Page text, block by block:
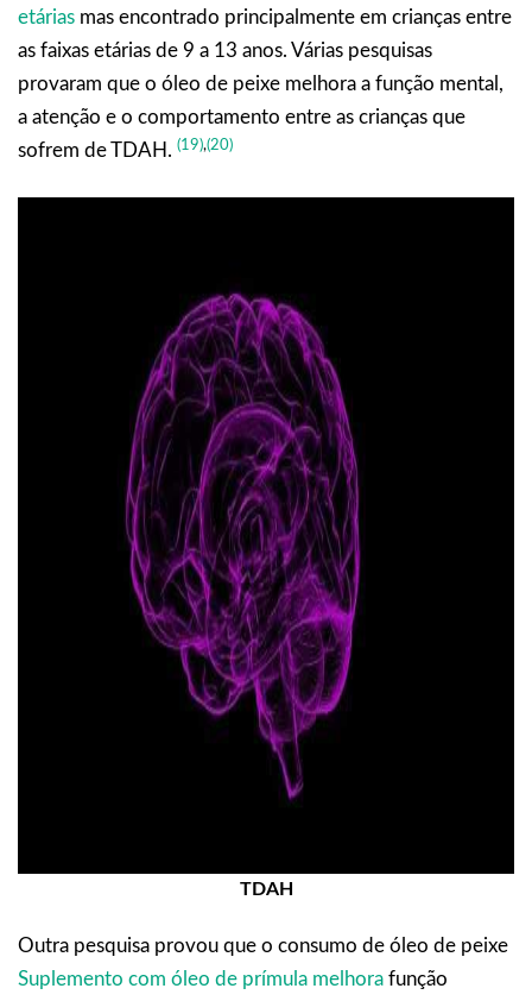
etárias mas encontrado principalmente em crianças entre
as faixas etárias de 9 a 13 anos. Várias pesquisas
provaram que o óleo de peixe melhora a função mental,
a atenção e o comportamento entre as crianças que
sofrem de TDAH. (19),(20)
TDAH
Outra pesquisa provou que o consumo de óleo de peixe
Suplemento com óleo de prímula melhora função